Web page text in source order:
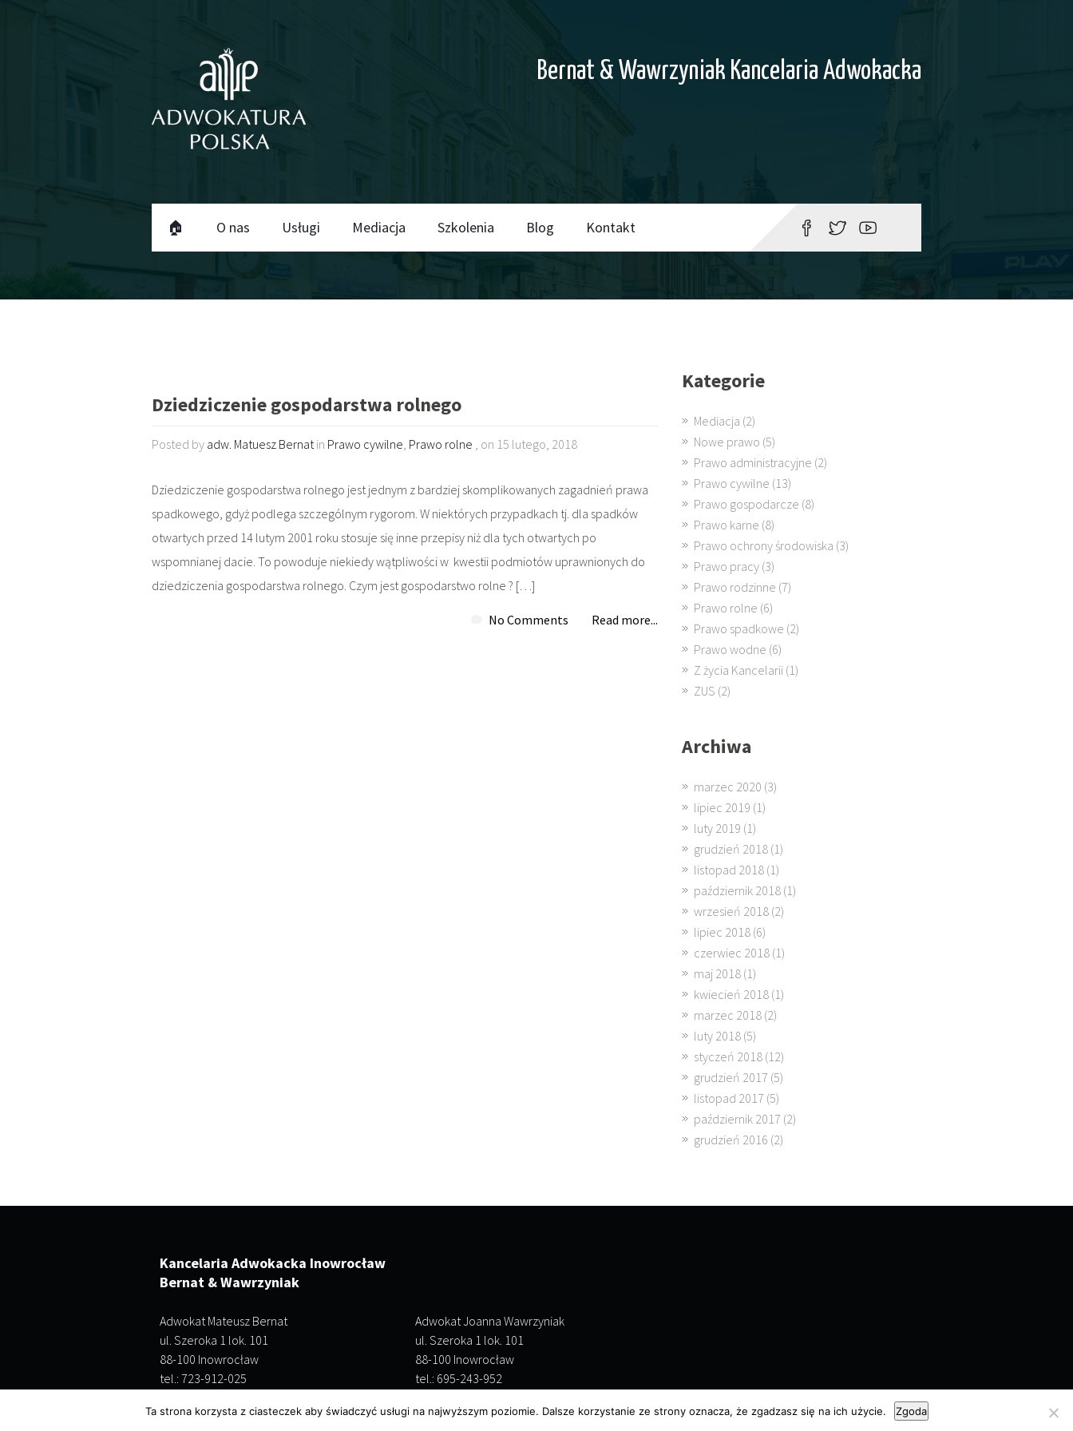
Bernat & Wawrzyniak Kancelaria Adwokacka
🏠 O nas Usługi Mediacja Szkolenia Blog Kontakt
Dziedziczenie gospodarstwa rolnego
Posted by adw. Matuesz Bernatin Prawo cywilne, Prawo rolne , on 15 lutego, 2018
Dziedziczenie gospodarstwa rolnego jest jednym z bardziej skomplikowanych zagadnień prawa
spadkowego, gdyż podlega szczególnym rygorom. W niektórych przypadkach tj. dla spadków
otwartych przed 14 lutym 2001 roku stosuje się inne przepisy niż dla tych otwartych po
wspomnianej dacie. To powoduje niekiedy wątpliwości w kwestii podmiotów uprawnionych do
dziedziczenia gospodarstwa rolnego. Czym jest gospodarstwo rolne ? […]
No Comments Read more...
Kategorie
Mediacja (2)
Nowe prawo (5)
Prawo administracyjne (2)
Prawo cywilne (13)
Prawo gospodarcze (8)
Prawo karne (8)
Prawo ochrony środowiska (3)
Prawo pracy (3)
Prawo rodzinne (7)
Prawo rolne (6)
Prawo spadkowe (2)
Prawo wodne (6)
Z życia Kancelarii (1)
ZUS (2)
Archiwa
marzec 2020 (3)
lipiec 2019 (1)
luty 2019 (1)
grudzień 2018 (1)
listopad 2018 (1)
październik 2018 (1)
wrzesień 2018 (2)
lipiec 2018 (6)
czerwiec 2018 (1)
maj 2018 (1)
kwiecień 2018 (1)
marzec 2018 (2)
luty 2018 (5)
styczeń 2018 (12)
grudzień 2017 (5)
listopad 2017 (5)
październik 2017 (2)
grudzień 2016 (2)
Kancelaria Adwokacka Inowrocław
Bernat & Wawrzyniak
Adwokat Mateusz Bernat
ul. Szeroka 1 lok. 101
88-100 Inowrocław
tel.: 723-912-025
Adwokat Joanna Wawrzyniak
ul. Szeroka 1 lok. 101
88-100 Inowrocław
tel.: 695-243-952
Ta strona korzysta z ciasteczek aby świadczyć usługi na najwyższym poziomie. Dalsze korzystanie ze strony oznacza, że zgadzasz się na ich użycie. Zgoda